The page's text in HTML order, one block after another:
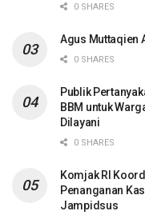
0 SHARES
Agus Muttaqien
0 SHARES
Publik
BBM untuk
Dilayani
0 SHARES
Komjak RI
Penanganan
Jampidsus